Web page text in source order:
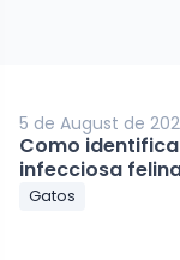
5 de August de
Como
infecciosa
Gatos